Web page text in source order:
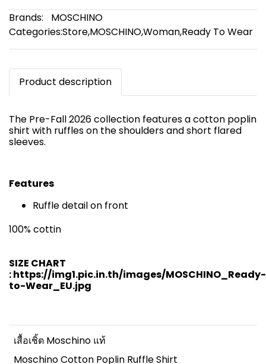
Brands:
MOSCHINO
Categories:Store,MOSCHINO,Woman,Ready To Wear
Product description
The Pre-Fall 2026 collection features a cotton poplin
shirt with ruffles on the shoulders and short flared
sleeves.
Features
Ruffle detail on front
100% cottin
SIZE CHART
:https://img1.pic.in.th/images/MOSCHINO_Ready-
to-Wear_EU.jpg
เสื้อเชิ้ต Moschino แท้
Moschino Cotton Poplin Ruffle Shirt